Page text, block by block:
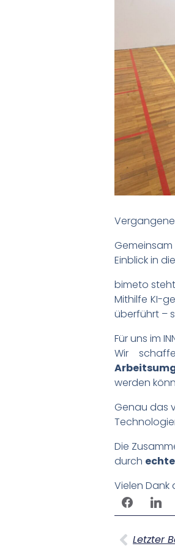
Vergangene
Einblick in
bimeto
Mithilfe KI-
überführt –
Für uns im
Wir
werden
Genau das
Die
durch
Vielen
Letzter